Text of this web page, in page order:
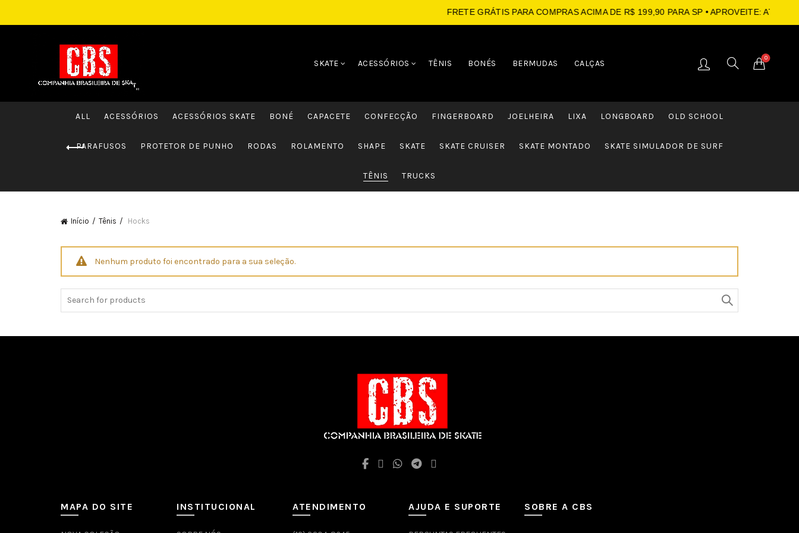
FRETE GRÁTIS PARA COMPRAS ACIMA DE R$ 199,90 PARA SP • APROVEITE: ATÉ 10X
SKATE ACESSÓRIOS TÊNIS BONÉS BERMUDAS CALÇAS
0
ALL ACESSÓRIOS ACESSÓRIOS SKATE BONÉ CAPACETE CONFECÇÃO FINGERBOARD JOELHEIRA LIXA LONGBOARD OLD SCHOOL
PARAFUSOS PROTETOR DE PUNHO RODAS ROLAMENTO SHAPE SKATE SKATE CRUISER SKATE MONTADO SKATE SIMULADOR DE SURF
TÊNIS TRUCKS
Início Tênis Hocks
Nenhum produto foi encontrado para a sua seleção.
MAPA DO SITE INSTITUCIONAL ATENDIMENTO AJUDA E SUPORTE SOBRE A CBS